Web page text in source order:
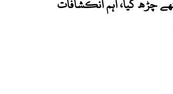
چڑھ گیا، اہم انکشافات